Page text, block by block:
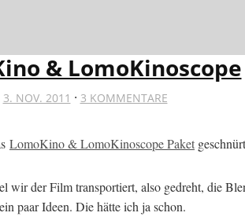
& LomoKinoscope
3. NOV. 2011 · 3 KOMMENTARE
LomoKino & LomoKinoscope Paket
der Film transportiert, also gedreht, die
paar Ideen. Die hätte ich ja schon.